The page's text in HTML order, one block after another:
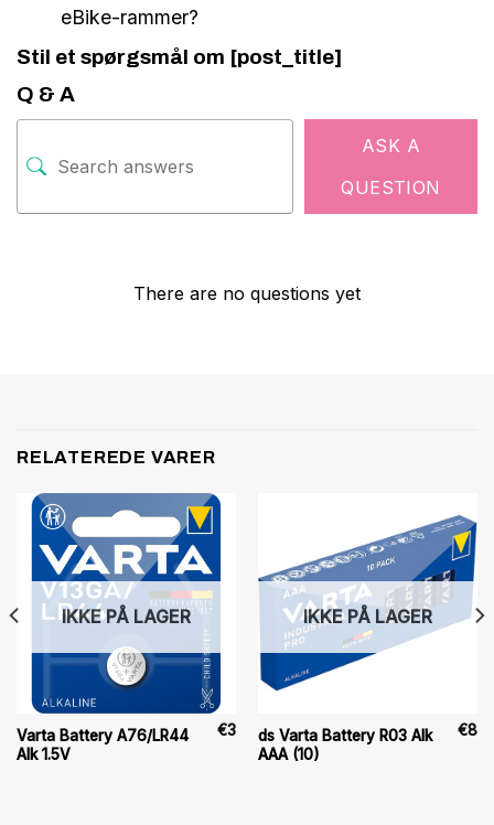
eBike-rammer?
Stil et spørgsmål om [post_title]
Q & A
ASK A
QUESTION
There are no questions yet
RELATEREDE VARER
IKKE PÅ LAGER
Varta Battery A76/LR44
Alk 1.5V
€3
IKKE PÅ LAGER
ds Varta Battery R03 Alk
AAA (10)
€8